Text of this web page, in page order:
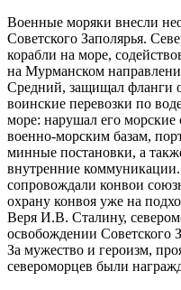
Военные моряки внесли
Советского Заполярья.
корабли на море,
на Мурманском
Средний, защищал фланги
воинские перевозки по
море: нарушал его
военно-морским базам,
минные постановки, а
внутренние
сопровождали конвои
охрану конвоя уже на
Веря И.В. Сталину,
освобождении Советского
За мужество и героизм,
североморцев были